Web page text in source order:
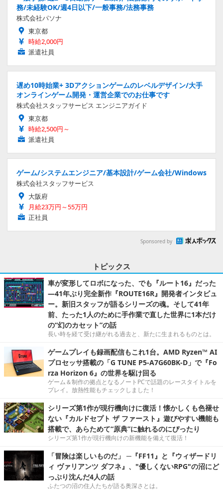
務/未経験OK/週4日以下/一般事務/法務事務
株式会社パソナ
東京都
時給2,000円
派遣社員
遅め10時始業+ 3Dアクションゲームのレベルデザイン/大手
オンラインゲーム開発・運営企業でのお仕事です
株式会社スタッフサービス エンジニアガイド
東京都
時給2,500円～
派遣社員
ゲーム/システムエンジニア/基本設計/ゲーム会社/Windows
株式会社スタッフサービス
大阪府
月給23万円～55万円
正社員
Sponsored by
トピックス
車が変形してロボになった、でも『ルート16』だった
―41年ぶり完全新作『ROUTE16R』開発者インタビュ
ー。新旧スタッフが語るシリーズの魂。そして41年
前、たった1人のために手作業で直した世界に1本だけ
の“幻のカセット”の話
長い時を経て受け継がれる過去と、新たに生まれるものとは。
ゲームプレイも録画配信もこれ1台。AMD Ryzen™ AI
プロセッサ搭載の「G TUNE P5-A7G60BK-D」で『Fo
rza Horizon 6』の世界を駆け回る
ゲーム＆制作の拠点となるノートPCで話題のレースタイトルを
プレイ。放熱性能もチェックしました！
シリーズ第1作が現行機向けに復活！懐かしくも色褪せ
ない『カルドセプト ザ ファースト』遊びやすい機能も
搭載で、あらためて“原典”に触れるのにぴったり
シリーズ第1作が現行機向けの新機能を備えて復活！
「冒険は楽しいものだ」 ─『FF11』と『ウィザードリ
ィ ヴァリアンツ ダフネ』、"優しくないRPG"の沼にど
っぷり沈んだ4人の話
ふたつの沼の住人たちが語る奥深さとは。